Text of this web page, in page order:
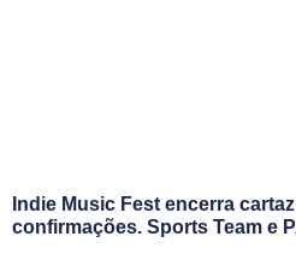
Indie Music Fest encerra
confirmações. Sports Team e